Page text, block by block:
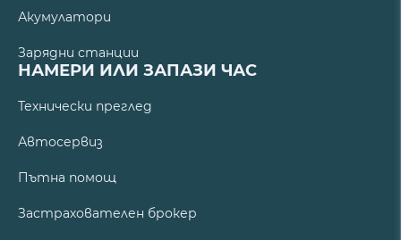
Акумулатори
Зарядни станции
НАМЕРИ ИЛИ ЗАПАЗИ ЧАС
Технически преглед
Автосервиз
Пътна помощ
Застрахователен брокер